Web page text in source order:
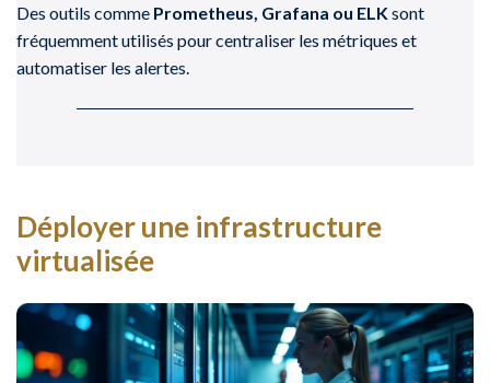
Des outils comme Prometheus, Grafana ou ELKsont
fréquemment utilisés pour centraliser les métriques et
automatiser les alertes.
Déployer une infrastructure
virtualisée